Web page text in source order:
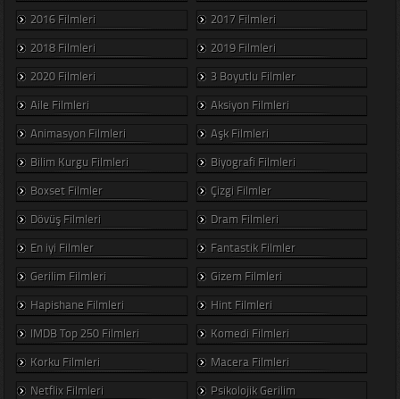
2016 Filmleri
2017 Filmleri
2018 Filmleri
2019 Filmleri
2020 Filmleri
3 Boyutlu Filmler
Aile Filmleri
Aksiyon Filmleri
Animasyon Filmleri
Aşk Filmleri
Bilim Kurgu Filmleri
Biyografi Filmleri
Boxset Filmler
Çizgi Filmler
Dövüş Filmleri
Dram Filmleri
En iyi Filmler
Fantastik Filmler
Gerilim Filmleri
Gizem Filmleri
Hapishane Filmleri
Hint Filmleri
IMDB Top 250 Filmleri
Komedi Filmleri
Korku Filmleri
Macera Filmleri
Netflix Filmleri
Psikolojik Gerilim